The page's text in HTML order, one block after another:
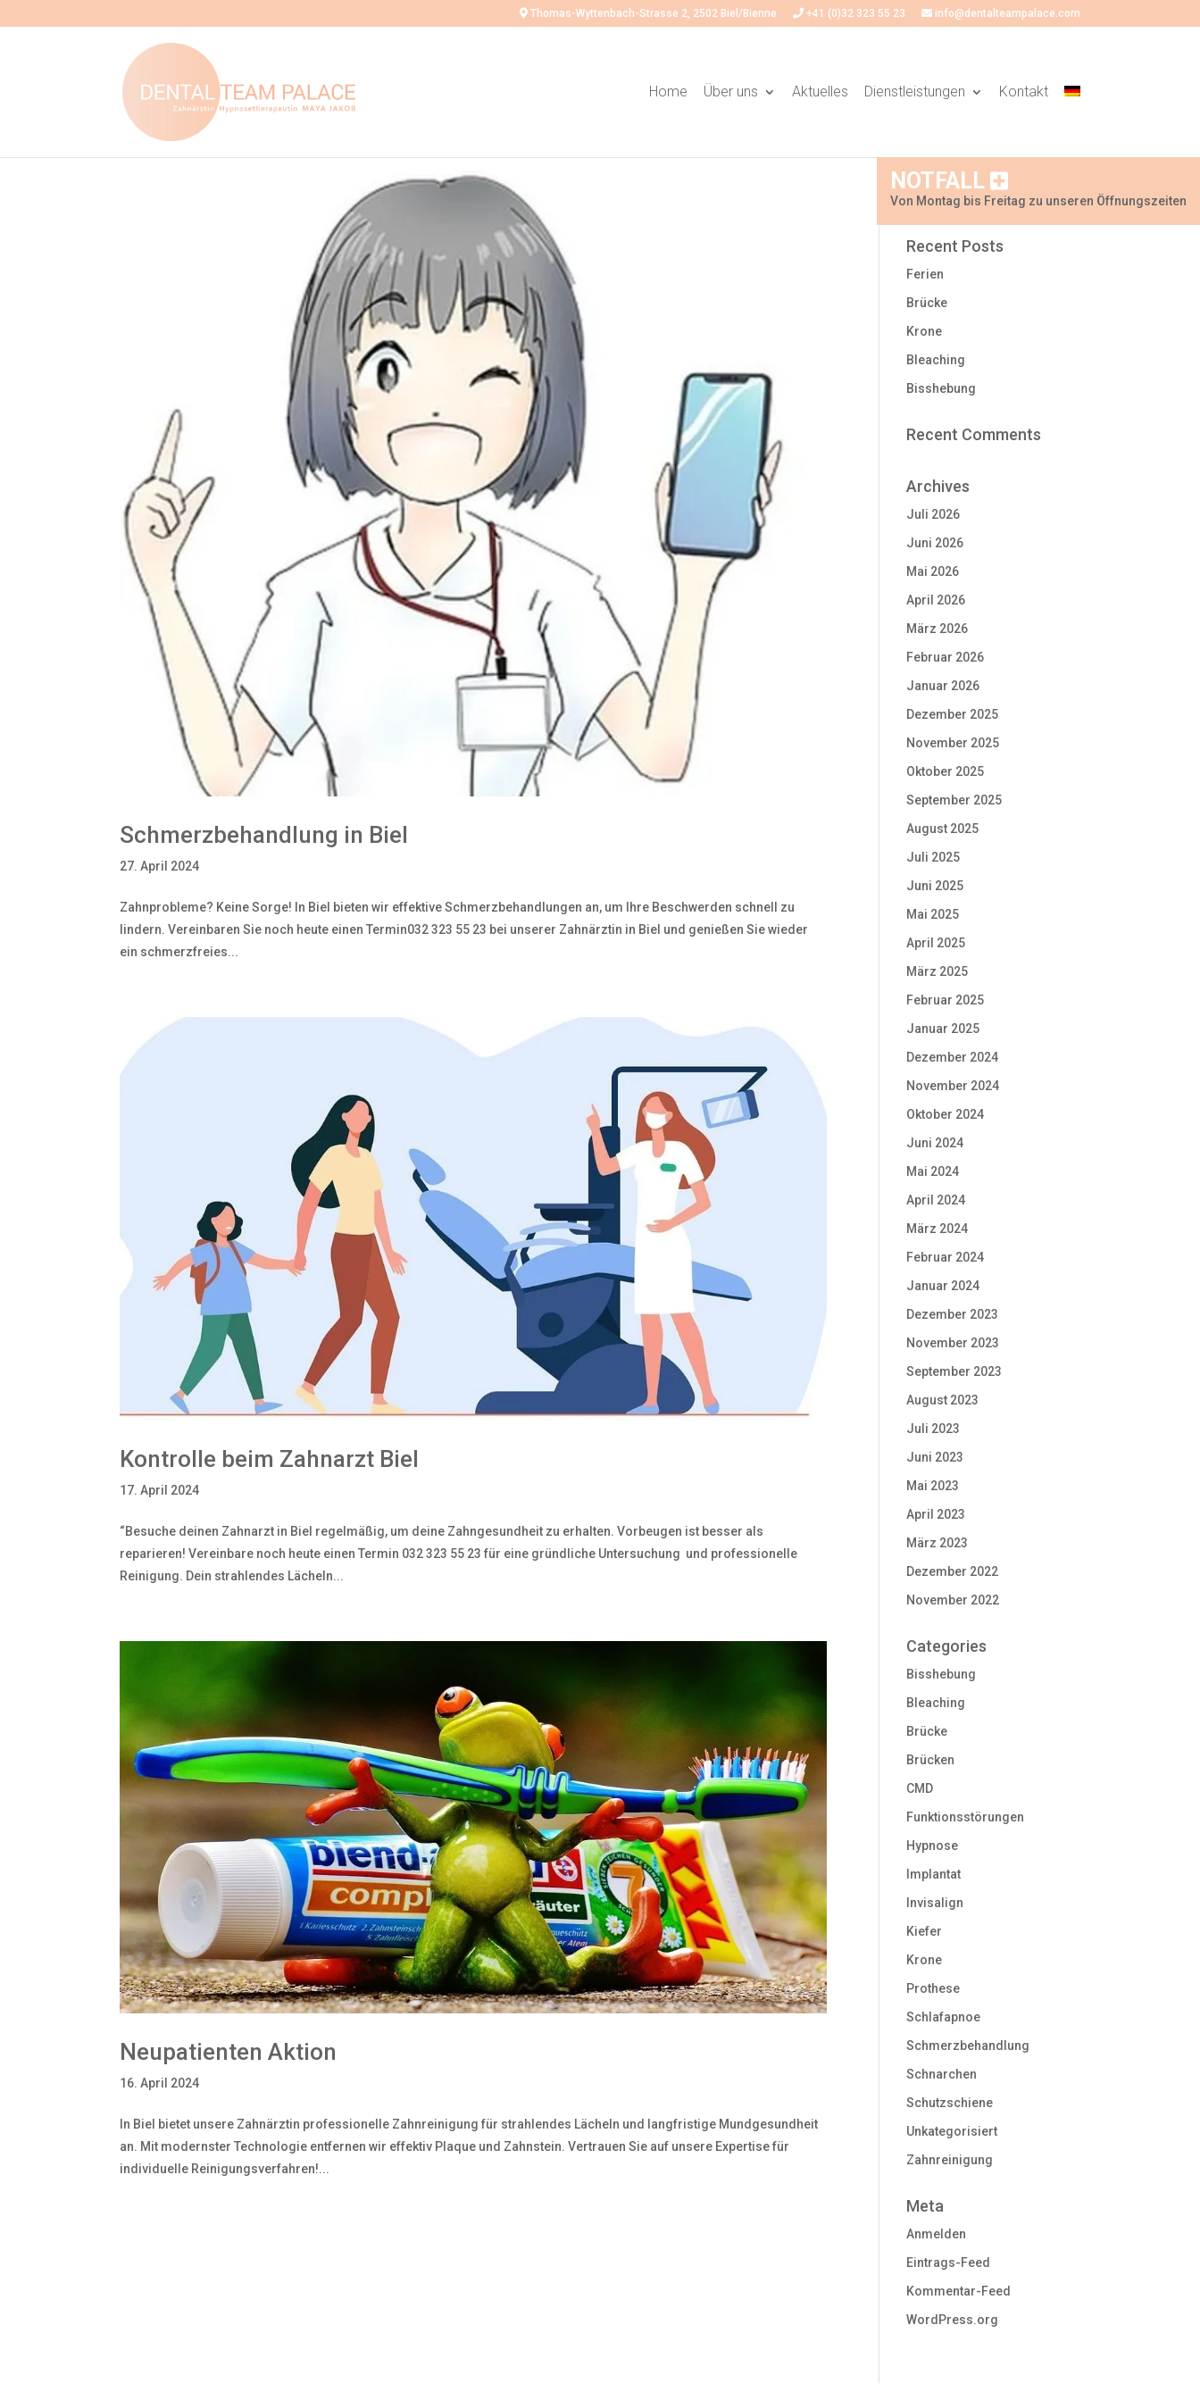
Thomas-Wyttenbach-Strasse 2, 2502 Biel/Bienne +41 (0)32 323 55 23 info@dentalteampalace.com
Home Über uns Aktuelles Dienstleistungen Kontakt
NOTFALL
Von Montag bis Freitag zu unseren Öffnungszeiten
Schmerzbehandlung in Biel
27. April 2024
Zahnprobleme? Keine Sorge! In Biel bieten wir effektive Schmerzbehandlungen an, um Ihre Beschwerden schnell zu
lindern. Vereinbaren Sie noch heute einen Termin032 323 55 23 bei unserer Zahnärztin in Biel und genießen Sie wieder
ein schmerzfreies...
Kontrolle beim Zahnarzt Biel
17. April 2024
“Besuche deinen Zahnarzt in Biel regelmäßig, um deine Zahngesundheit zu erhalten. Vorbeugen ist besser als
reparieren! Vereinbare noch heute einen Termin 032 323 55 23 für eine gründliche Untersuchung ‍️ und professionelle
Reinigung. Dein strahlendes Lächeln...
Neupatienten Aktion
16. April 2024
In Biel bietet unsere Zahnärztin professionelle Zahnreinigung für strahlendes Lächeln und langfristige Mundgesundheit
an. Mit modernster Technologie entfernen wir effektiv Plaque und Zahnstein. Vertrauen Sie auf unsere Expertise für
individuelle Reinigungsverfahren!...
Search
Recent Posts
Ferien
Brücke
Krone
Bleaching
Bisshebung
Recent Comments
Archives
Juli 2026
Juni 2026
Mai 2026
April 2026
März 2026
Februar 2026
Januar 2026
Dezember 2025
November 2025
Oktober 2025
September 2025
August 2025
Juli 2025
Juni 2025
Mai 2025
April 2025
März 2025
Februar 2025
Januar 2025
Dezember 2024
November 2024
Oktober 2024
Juni 2024
Mai 2024
April 2024
März 2024
Februar 2024
Januar 2024
Dezember 2023
November 2023
September 2023
August 2023
Juli 2023
Juni 2023
Mai 2023
April 2023
März 2023
Dezember 2022
November 2022
Categories
Bisshebung
Bleaching
Brücke
Brücken
CMD
Funktionsstörungen
Hypnose
Implantat
Invisalign
Kiefer
Krone
Prothese
Schlafapnoe
Schmerzbehandlung
Schnarchen
Schutzschiene
Unkategorisiert
Zahnreinigung
Meta
Anmelden
Eintrags-Feed
Kommentar-Feed
WordPress.org